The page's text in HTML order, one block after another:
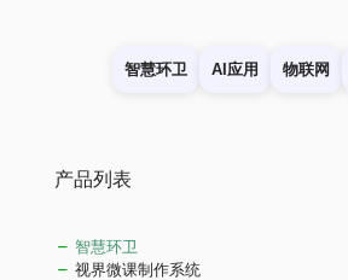
智慧环卫 AI应用 物联网
产品列表
智慧环卫
视界微课制作系统